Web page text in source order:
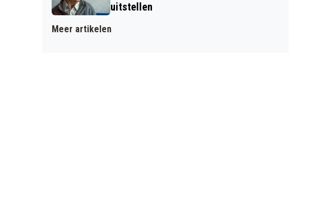
uitstellen
Meer artikelen